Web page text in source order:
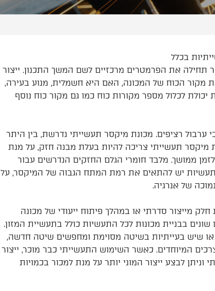
בכלל
תחילה את הפרמטרים מרכזיים לשם המשך התכנון. ייצור
מקור הכוח של המכונה, האם היא חשמלית, מנוע בעירה,
יכולת לכלול מספר מקורות כוח כמו גם מקור כוח נוסף
ערבול רציפים. מכונת מיקסר תעשייתי נדרשת, בין היתר
מיקסר תעשייתי צריכה להיות בעלת מבנה חזק, על מנת
ממושך. מלבד חומרי הגלם החזקים הנדרשים עבור
יש להתאים את רמת המתח הגבוה של המיקסר, על
של אנרגיה.
חלק מייצור סדרתי או במהלך פיתוח ייעודי של מכונה
שונים בבניית מכונות לכל התעשיות כולל בתעשיית המזון.
או שיש בעייתיות בשיטה מסוימת ומחפשים שיטה חדשה,
המיוחדים. כאשר השימוש התעשייתי כבר מוכר, ייצור
וניתן לבצע ייצור המוני יותר על מנת למכור בכמויות